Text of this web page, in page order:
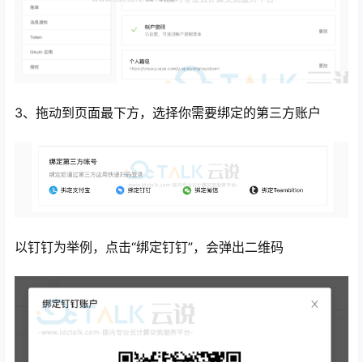
3、拖动到页面最下方，选择你需要绑定的第三方账户
以钉钉为举例，点击“绑定钉钉”，会弹出二维码